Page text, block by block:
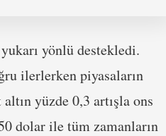
yönlü destekledi.
ilerlerken piyasaların
yüzde 0,3 artışla ons
dolar ile tüm zamanların